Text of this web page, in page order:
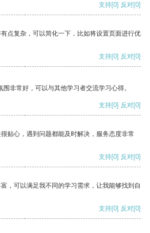
支持[0] 反对[0]
点复杂，可以简化一下，比如将设置页面进行优
支持[0] 反对[0]
非常好，可以与其他学习者交流学习心得。
支持[0] 反对[0]
贴心，遇到问题都能及时解决，服务态度非常
支持[0] 反对[0]
，可以满足我不同的学习需求，让我能够找到自
支持[0] 反对[0]